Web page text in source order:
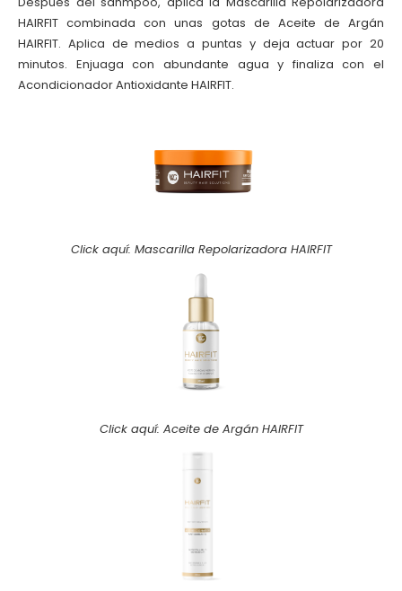
HAIRFIT combinada con unas gotas de Aceite de Argán
HAIRFIT. Aplica de medios a puntas y deja actuar por 20
minutos. Enjuaga con abundante agua y finaliza con el
Acondicionador Antioxidante HAIRFIT.
Click aquí: Mascarilla Repolarizadora HAIRFIT
Click aquí: Aceite de Argán HAIRFIT